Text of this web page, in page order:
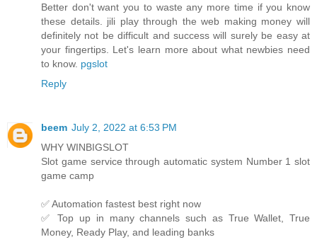
Better don't want you to waste any more time if you know
these details. jili play through the web making money will
definitely not be difficult and success will surely be easy at
your fingertips. Let's learn more about what newbies need
to know. pgslot
Reply
beem July 2, 2022 at 6:53 PM
WHY WINBIGSLOT
Slot game service through automatic system Number 1 slot
game camp
✅ Automation fastest best right now
✅ Top up in many channels such as True Wallet, True
Money, Ready Play, and leading banks